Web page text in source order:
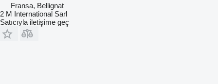
Fransa, Bellignat
2 M International Sarl
Satıcıyla iletişime geç